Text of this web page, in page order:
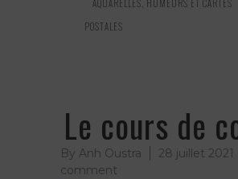
AQUARELLES, HUMEURS ET CARTES
POSTALES
Le cours de
By Anh Oustra 28 juillet 2021
commenton